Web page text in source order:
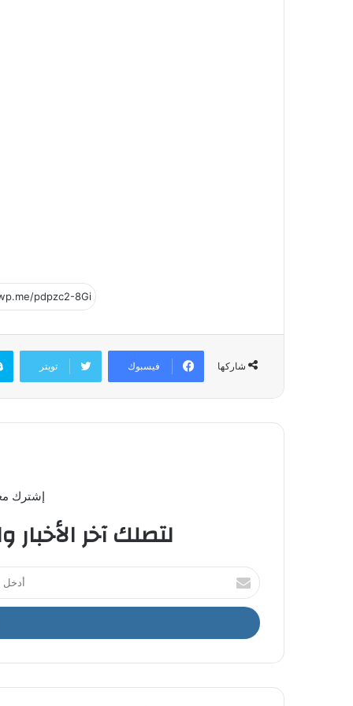
شاركها فيسبوك تويتر
إشترك
لتصلك آخر
أ
د
خ
ل
د